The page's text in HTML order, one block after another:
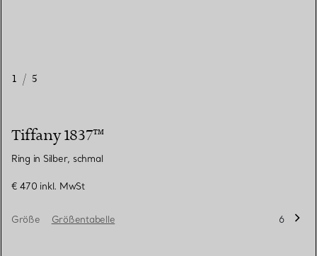
1 / 5
Tiffany 1837™
Ring in Silber, schmal
€ 470 inkl. MwSt
Größe Größentabelle 6